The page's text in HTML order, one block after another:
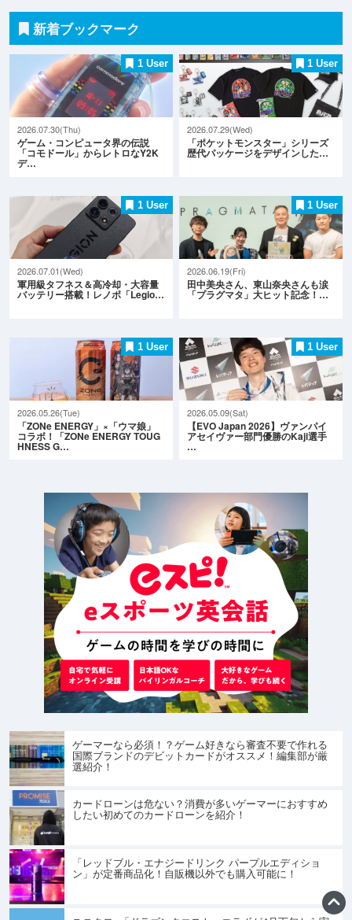
新着ブックマーク
1 User
2026.07.30(Thu)
ゲーム・コンピュータ界の伝説
「コモドール」からレトロなY2K
デ…
1 User
2026.07.29(Wed)
「ポケットモンスター」シリーズ
歴代パッケージをデザインした…
1 User
2026.07.01(Wed)
軍用級タフネス＆高冷却・大容量
バッテリー搭載！レノボ「Legio…
1 User
2026.06.19(Fri)
田中美央さん、東山奈央さんも涙
「プラグマタ」大ヒット記念！…
1 User
2026.05.26(Tue)
「ZONe ENERGY」×「ウマ娘」
コラボ！「ZONe ENERGY TOUG
HNESS G…
1 User
2026.05.09(Sat)
【EVO Japan 2026】ヴァンパイ
アセイヴァー部門優勝のKaji選手
…
ゲーマーなら必須！？ゲーム好きなら審査不要で作れる
国際ブランドのデビットカードがオススメ！編集部が厳
選紹介！
カードローンは危ない？消費が多いゲーマーにおすすめ
したい初めてのカードローンを紹介！
「レッドブル・エナジードリンク パープルエディショ
ン」が定番商品化！自販機以外でも購入可能に！